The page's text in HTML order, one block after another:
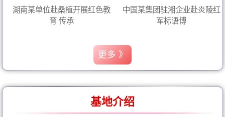
湖南某单位赴桑植开展红色教
育 传承
中国某集团驻湘企业赴炎陵红
军标语博
更多 》
基地介绍